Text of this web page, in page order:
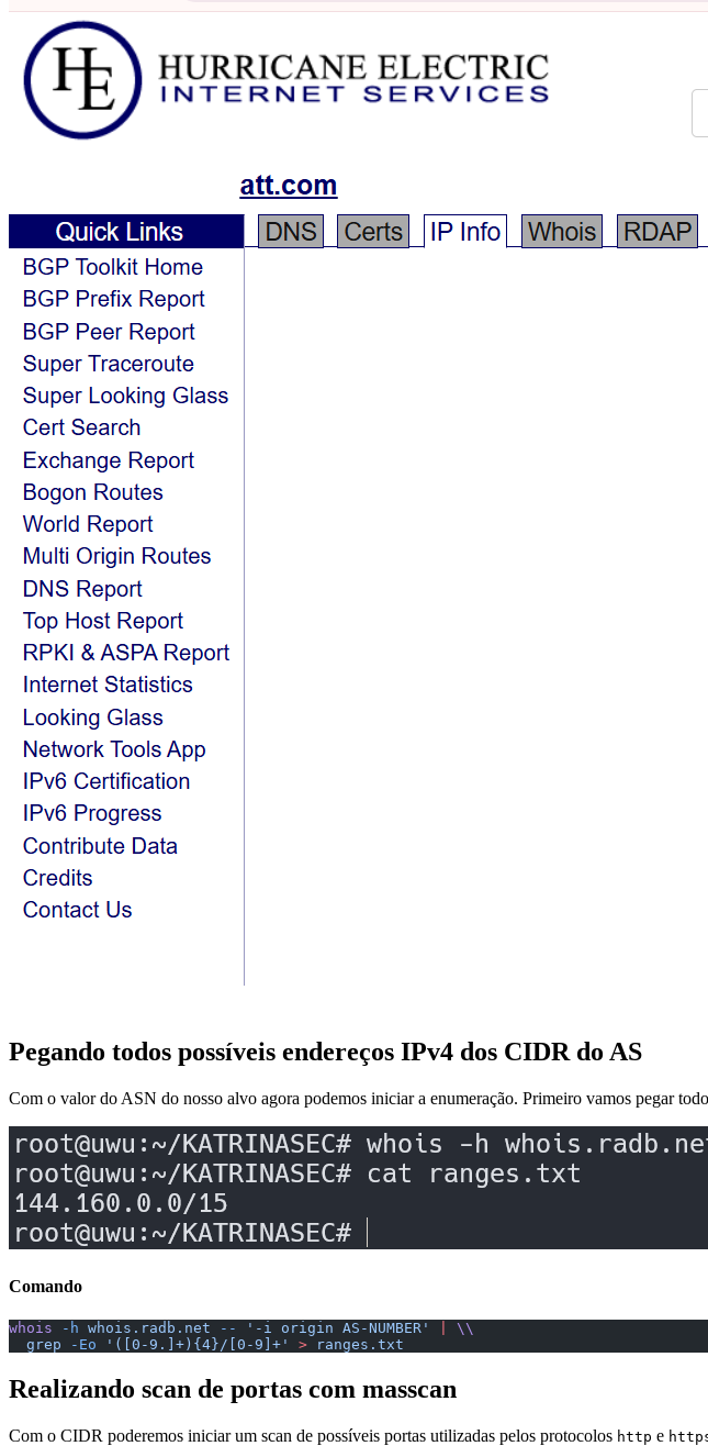
Pegando todos possíveis endereços IPv4 dos CIDR do AS
Com o valor do ASN do nosso alvo agora podemos iniciar a enumeração. Primeiro vamos pegar
Comando
whois -h whois.radb.net -- '-i origin AS-NUMBER'
\\
  grep
-Eo '([0-9.]+){4}/[0-9]+' > ranges.txt
Realizando scan de portas com masscan
Com o CIDR poderemos iniciar um scan de possíveis portas utilizadas pelos protocolos http e